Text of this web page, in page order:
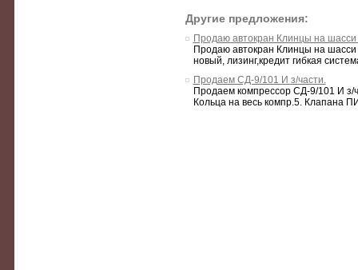
Другие предложения:
Продаю автокран Клинцы на
Продаю автокран Клинцы на
новый, лизинг,кредит гибкая
Продаем СД-9/101 И з/части.
Продаем компрессор СД-9/101 И з/
Кольца на весь компр.5. Клапана